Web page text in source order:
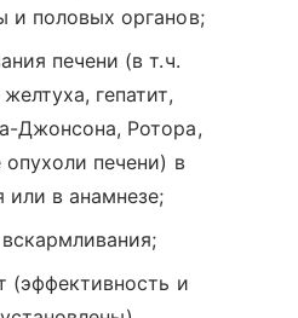
и половых органов;
печени (в т.ч.
гепатит,
Джонсона, Ротора,
опухоли печени) в
в анамнезе;
(эффективность и